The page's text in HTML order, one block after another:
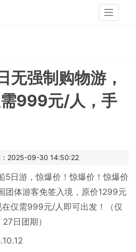
Toggle
无强制购物游，
999元/人，手
：2025-09-30 14:50:22
5日游，惊爆价！惊爆价！惊爆价
团体游客免签入境，原价1299元
仅需999元/人即可出发！（仅
日团期）